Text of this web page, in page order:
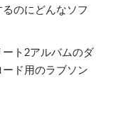
のにどんなソフ
ート2アルバムのダ
ード用のラブソン